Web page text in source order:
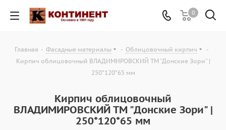
0
Главная - Фасадные материалы - Облицовочный кирпич
-
Кирпич облицовочный ВЛАДИМИРОВСКИЙ ТМ "Донские Зори" |
250*120*65 мм
Кирпич облицовочный
ВЛАДИМИРОВСКИЙ ТМ "Донские Зори" |
250*120*65 мм